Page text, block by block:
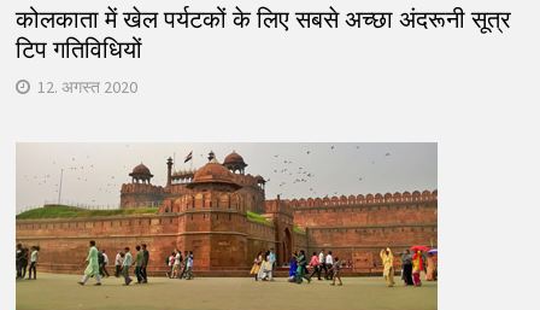
कोलकाता में खेल पर्यटकों के लिए सबसे अच्छा अंदरूनी सूत्र
टिप गतिविधियों
12. अगस्त 2020